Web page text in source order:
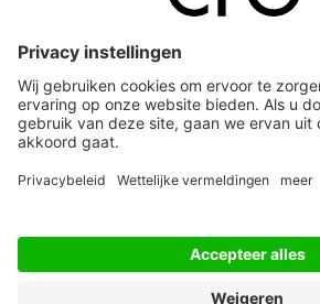
Werken bij ons
Privacy Statement
Algemene Voorwaarden